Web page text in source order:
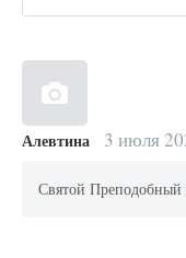
Алевтина 3 июля
Святой Преподобный